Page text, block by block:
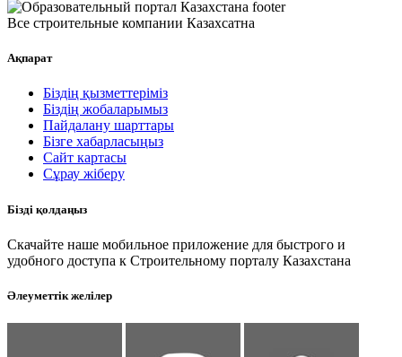
Все строительные компании Казахсатна
Ақпарат
Біздің қызметтеріміз
Біздің жобаларымыз
Пайдалану шарттары
Бізге хабарласыңыз
Сайт картасы
Сұрау жіберу
Бізді қолдаңыз
Скачайте наше мобильное приложение для быстрого и
удобного доступа к Строительному порталу Казахстана
Әлеуметтік желілер